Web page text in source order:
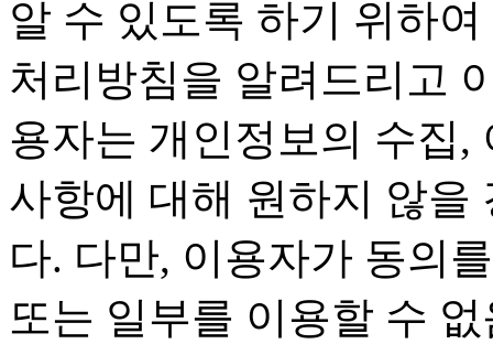
알 수 있도록 하기 위하
처리방침을 알려드리고
용자는 개인정보의 수집,
사항에 대해 원하지 않을
다. 다만, 이용자가 동의
또는 일부를 이용할 수